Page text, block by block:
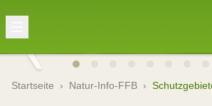
Startseite › Natur-Info-FFB ›